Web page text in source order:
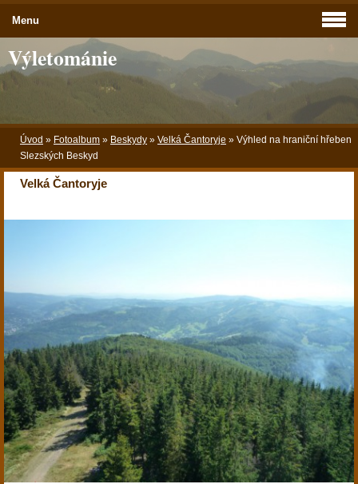
Výletománie
Úvod » Fotoalbum » Beskydy » Velká Čantoryje » Výhled na hraniční hřeben
Slezských Beskyd
Velká Čantoryje
Menu